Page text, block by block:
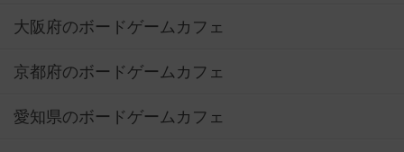
大阪府のボードゲームカフェ
京都府のボードゲームカフェ
愛知県のボードゲームカフェ